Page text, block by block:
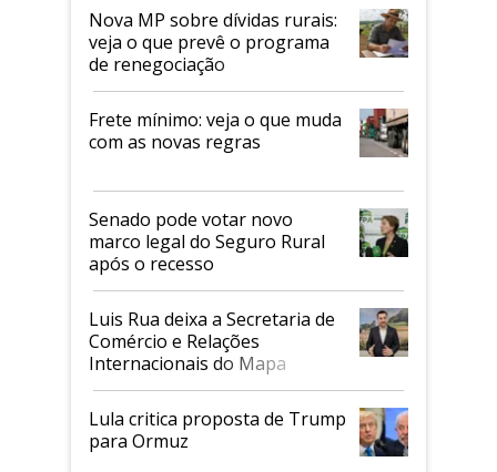
Nova MP sobre dívidas rurais:
veja o que prevê o programa
de renegociação
Frete mínimo: veja o que muda
com as novas regras
Senado pode votar novo
marco legal do Seguro Rural
após o recesso
Luis Rua deixa a Secretaria de
Comércio e Relações
Internacionais do Mapa
Lula critica proposta de Trump
para Ormuz